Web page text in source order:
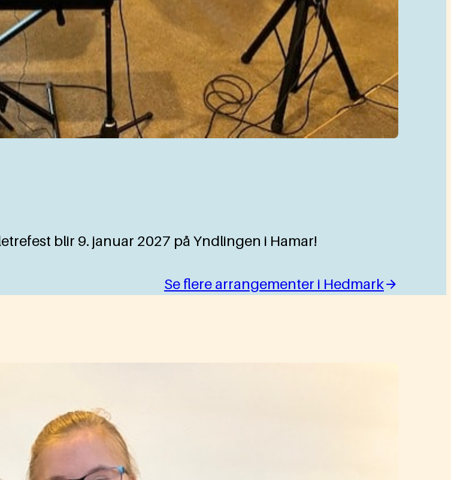
blir 9. januar 2027 på Yndlingen i Hamar!
Se flere arrangementer i Hedmark